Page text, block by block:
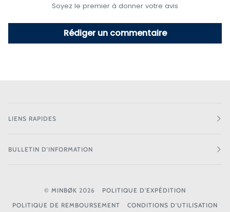
Soyez le premier à donner votre avis
Rédiger un commentaire
LIENS RAPIDES
BULLETIN D'INFORMATION
© MINBØK 2026
POLITIQUE D'EXPÉDITION
POLITIQUE DE REMBOURSEMENT
CONDITIONS D'UTILISATION